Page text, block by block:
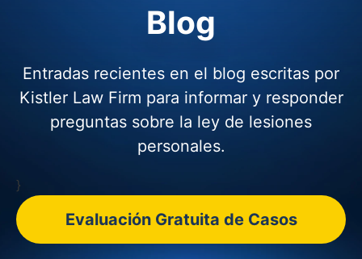
Blog
Entradas recientes en el blog escritas por
Kistler Law Firm para informar yresponder
preguntas sobre la ley de lesiones
personales.
}
Evaluación Gratuita de Casos